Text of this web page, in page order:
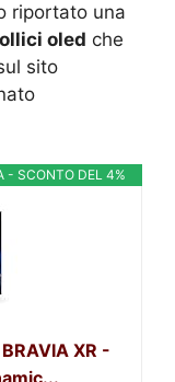
riportato una
oled che
sito
- SCONTO DEL 4%
XR -